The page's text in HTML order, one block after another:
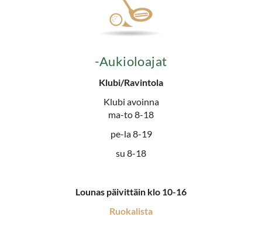
-Aukioloajat
Klubi/Ravintola​​​​
Klubi avoinna
ma-to 8-18
pe-la 8-19
su 8-18
Lounas päivittäin klo 10-16​​​​
Ruokalista